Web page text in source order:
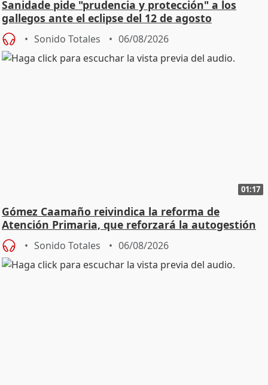
Sanidade pide "prudencia y protección" a los
gallegos ante el eclipse del 12 de agosto
Sonido Totales 06/08/2026
01:17
Gómez Caamaño reivindica la reforma de
Atención Primaria, que reforzará la autogestión
Sonido Totales 06/08/2026